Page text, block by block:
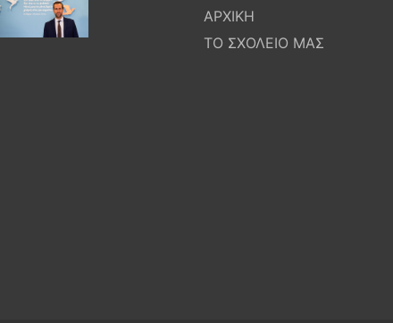
ΑΡΧΙΚΗ
ΤΟ ΣΧΟΛΕΙΟ ΜΑΣ